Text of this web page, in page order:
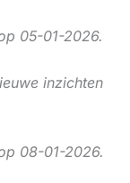
05-01-2026.
inzichten
08-01-2026.